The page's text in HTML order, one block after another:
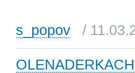
s_popov /
OLENADERKACH